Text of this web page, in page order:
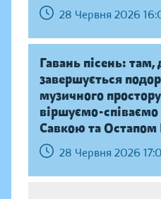
28 Червня 2026
Гавань пісень: там,
завершується
музичного
віршуємо-
Савкою та
28 Червня 2026